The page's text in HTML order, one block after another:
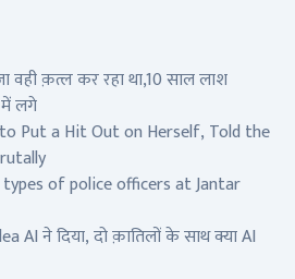
वही क़त्ल कर रहा था,10 साल लाश
लगे
Put a Hit Out on Herself, Told the
of police officers at Jantar
AI ने दिया, दो क़ातिलों के साथ क्या AI